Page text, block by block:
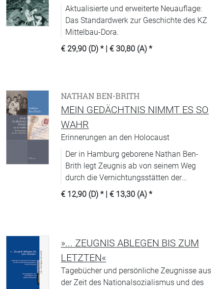
Aktualisierte und erweiterte Neuauflage:
Das Standardwerk zur Geschichte des KZ
Mittelbau-Dora.
€ 29,90 (D) * | € 30,80 (A) *
NATHAN BEN-BRITH
MEIN GEDÄCHTNIS NIMMT ES SO
WAHR
Erinnerungen an den Holocaust
Der in Hamburg geborene Nathan Ben-
Brith legt Zeugnis ab von seinem Weg
durch die Vernichtungsstätten der
Nationalsozialisten.
€ 12,90 (D) * | € 13,30 (A) *
»... ZEUGNIS ABLEGEN BIS ZUM
LETZTEN«
Tagebücher und persönliche Zeugnisse aus
der Zeit des Nationalsozialismus und des